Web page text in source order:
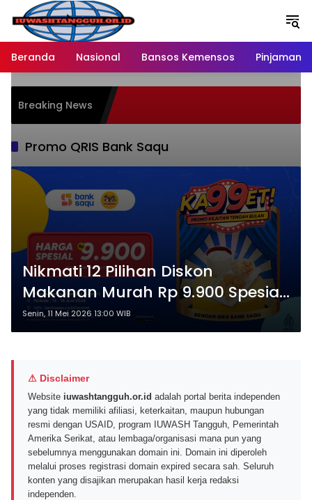
Langsung
konten
Beranda
Nasional Bansos Kemensos Pinjaman
Breaking News
Promo QRIS Bank Saqu
Nikmati 12 Pilihan Diskon
Makanan Murah Rp 9.900 Spesial
Bank Saqu Edisi Awal 2026 Ini
Senin, 11 Mei 2026 13:00 WIB
⚠ Disclaimer
Website iuwashtangguh.or.id adalah portal berita independen
yang tidak memiliki afiliasi, keterkaitan, maupun hubungan
resmi dengan USAID, program IUWASH Tangguh, Pemerintah
Amerika Serikat, atau lembaga/organisasi mana pun yang
sebelumnya menggunakan domain ini. Domain ini diperoleh
melalui proses registrasi domain expired secara sah. Seluruh
konten yang disajikan merupakan hasil kerja redaksi
independen.